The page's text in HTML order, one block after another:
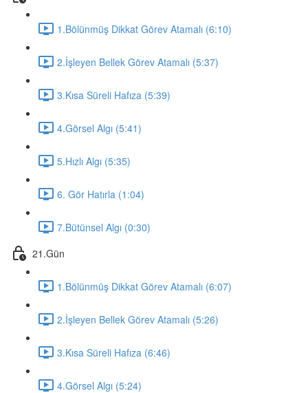
1.Bölünmüş Dikkat Görev Atamalı (6:10)
2.İşleyen Bellek Görev Atamalı (5:37)
3.Kısa Süreli Hafıza (5:39)
4.Görsel Algı (5:41)
5.Hızlı Algı (5:35)
6. Gör Hatırla (1:04)
7.Bütünsel Algı (0:30)
21.Gün
1.Bölünmüş Dikkat Görev Atamalı (6:07)
2.İşleyen Bellek Görev Atamalı (5:26)
3.Kısa Süreli Hafıza (6:46)
4.Görsel Algı (5:24)